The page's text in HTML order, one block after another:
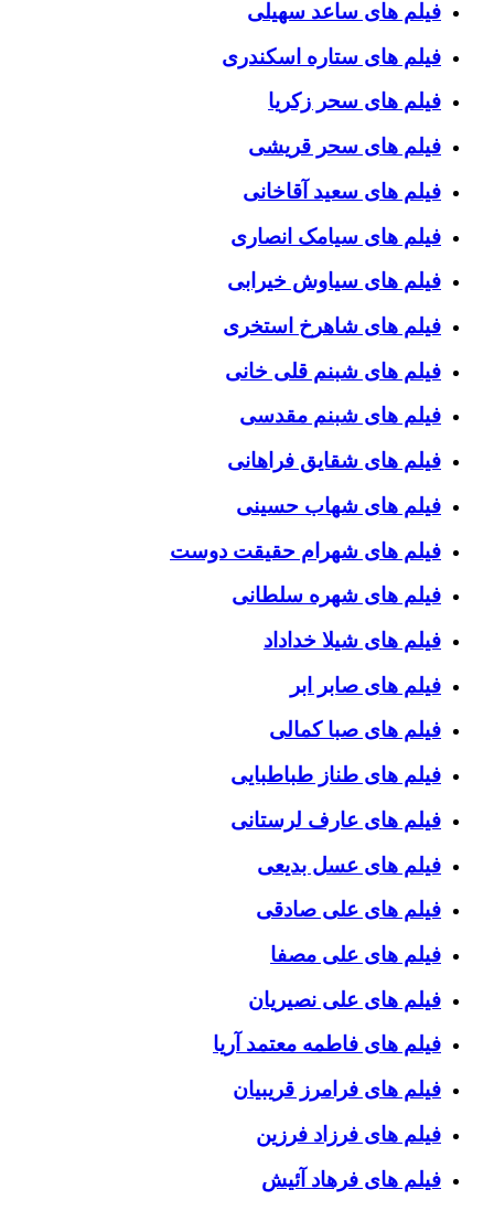
فیلم های ساعد سهیلی
فیلم های ستاره اسکندری
فیلم های سحر زکریا
فیلم های سحر قریشی
فیلم های سعید آقاخانی
فیلم های سیامک انصاری
فیلم های سیاوش خیرابی
فیلم های شاهرخ استخری
فیلم های شبنم قلی خانی
فیلم های شبنم مقدسی
فیلم های شقایق فراهانی
فیلم های شهاب حسینی
فیلم های شهرام حقیقت دوست
فیلم های شهره سلطانی
فیلم های شیلا خداداد
فیلم های صابر ابر
فیلم های صبا کمالی
فیلم های طناز طباطبایی
فیلم های عارف لرستانی
فیلم های عسل بدیعی
فیلم های علی صادقی
فیلم های علی مصفا
فیلم های علی نصیریان
فیلم های فاطمه معتمد آریا
فیلم های فرامرز قریبیان
فیلم های فرزاد فرزین
فیلم های فرهاد آئیش